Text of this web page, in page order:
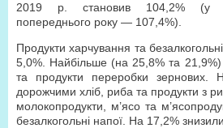
2019 р. становив 104,2% (у
попереднього року — 107,4%).
Продукти харчування та
5,0%. Найбільше (на 25,8% та
та продукти переробки
дорожчими хліб, риба та продукти з
молокопродукти, м’ясо та
безалкогольні напої. На 17,2%